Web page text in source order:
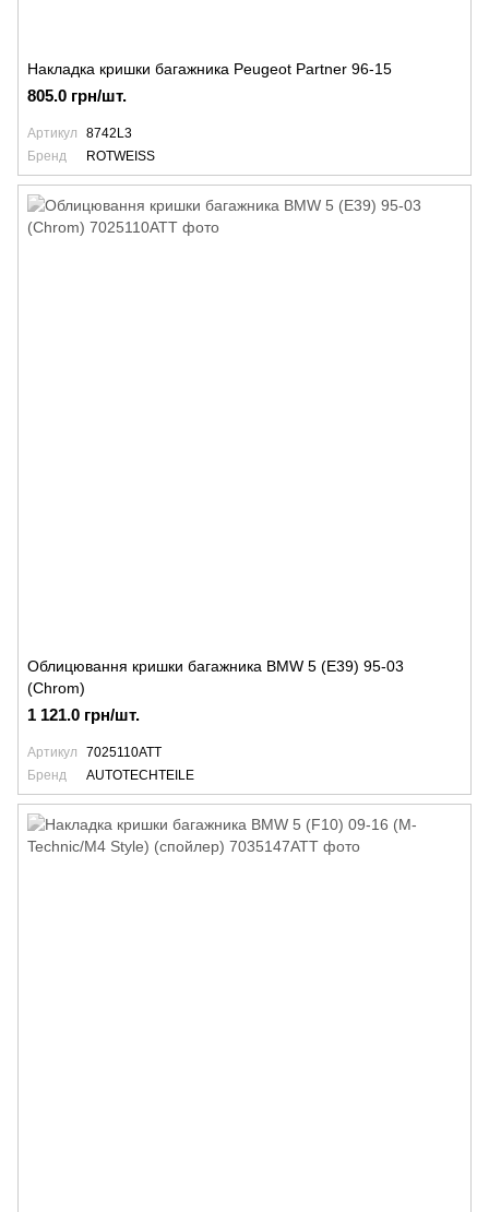
Накладка кришки багажника Peugeot Partner 96-15
805.0 грн/шт.
Артикул
8742L3
Бренд
ROTWEISS
Облицювання кришки багажника BMW 5 (E39) 95-03
(Chrom)
1 121.0 грн/шт.
Артикул
7025110ATT
Бренд
AUTOTECHTEILE